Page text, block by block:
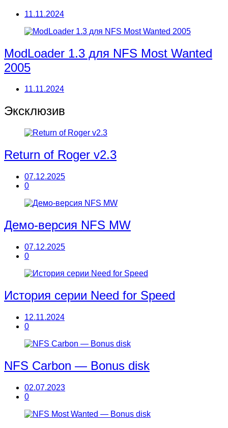
11.11.2024
ModLoader 1.3 для NFS Most Wanted
2005
11.11.2024
Эксклюзив
Return of Roger v2.3
07.12.2025
0
Демо-версия NFS MW
07.12.2025
0
История серии Need for Speed
12.11.2024
0
NFS Carbon — Bonus disk
02.07.2023
0